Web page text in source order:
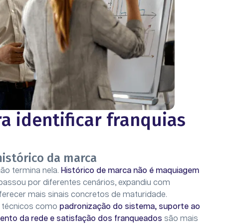
identificar franquias
da marca
termina nela. Histórico de marca não é maquiagem
por diferentes cenários, expandiu com
mais sinais concretos de maturidade.
como padronização do sistema, suporte ao
da rede e satisfação dos franqueados são mais